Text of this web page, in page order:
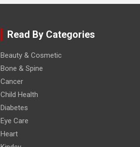
Read By Categories
Beauty & Cosmetic
Bone & Spine
Cancer
Child Health
Diabetes
Eye Care
Heart